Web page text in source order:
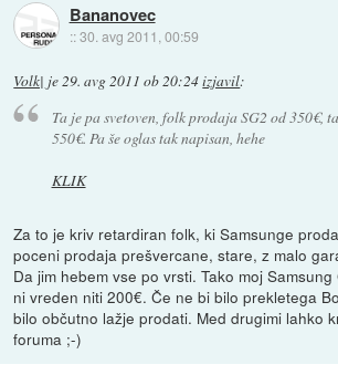
Bananovec
::30. avg 2011, 00:59
Volk| je29. avg 2011 ob 20:24izjavil:
Ta je pa svetoven, folk prodaja SG2 od 350€,
550€. Pa še oglas tak napisan, hehe
KLIK
Za to je kriv retardiran folk, ki Samsunge
poceni prodaja prešvercane, stare, z malo
Da jim hebem vse po vrsti. Tako moj
ni vreden niti 200€. Če ne bi bilo prekletega
bilo občutno lažje prodati. Med drugimi lahko
foruma ;-)